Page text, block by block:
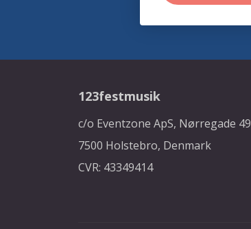
123festmusik
c/o Eventzone ApS, Nørregade 49
7500 Holstebro, Denmark
CVR: 43349414